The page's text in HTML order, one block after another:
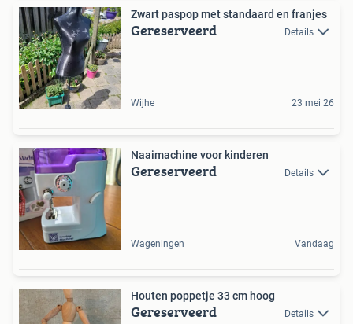
Zwart paspop met standaard en franjes
Gereserveerd Details
Wijhe 23 mei 26
Naaimachine voor kinderen
Gereserveerd Details
Wageningen Vandaag
Houten poppetje 33 cm hoog
Gereserveerd Details